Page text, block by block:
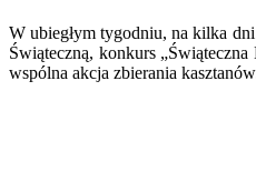
W ubiegłym tygodniu, na kilka
Świąteczną, konkurs
wspólna akcja zbierania